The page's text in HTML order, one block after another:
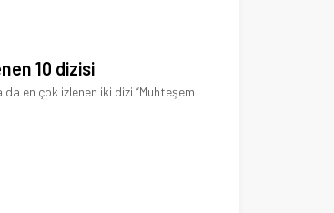
10 dizisi
en çok izlenen iki dizi “Muhteşem